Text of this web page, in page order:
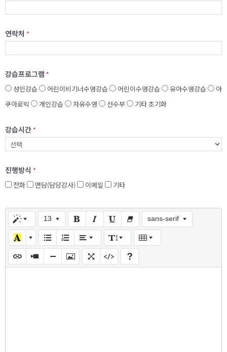
연락처 *
강습프로그램 *
성인강습 어린이비기너수영강습 어린이수영강습 유아수영강습
아
쿠아로빅
개인강습 자유수영 선수부 기타초기화
강습시간 *
진행방식 *
전화 면담(담당강사) 이메일 기타
13 sans-serif